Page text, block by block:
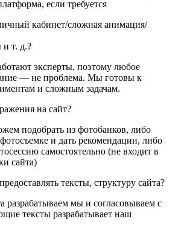
если требуется
кабинет/сложная анимация/
т. д.?
эксперты, поэтому любое
— не проблема. Мы готовы к
и сложным задачам.
на сайт?
подобрать из фотобанков, либо
и дать рекомендации, либо
самостоятельно (не входит в
сайта)
тексты, структуру сайта?
разрабатываем мы и согласовываем с
тексты разрабатывает наш